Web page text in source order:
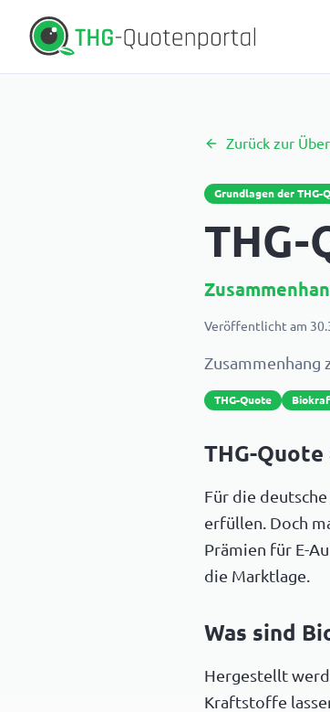
Zurück zur
Grundlagen der THG-
Veröffentlicht am
THG-Quote
THG-
Für die
erfüllen. Doch
Prämien für E-
die Marktlage.
Was sind
Hergestellt
Kraftstoffe